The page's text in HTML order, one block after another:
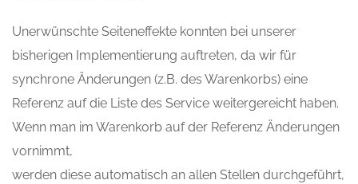
Unerwünschte Seiteneffekte konnten bei unserer
bisherigen Implementierung auftreten, da wir für
synchrone Änderungen (z.B. des Warenkorbs) eine
Referenz auf die Liste des Service weitergereicht haben.
Wenn man im Warenkorb auf der Referenz Änderungen
vornimmt,
werden diese automatisch an allen Stellen durchgeführt,